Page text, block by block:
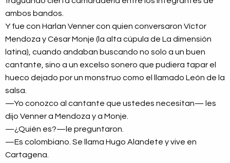
ambos bandos.
Y fue con Harlan Venner con quien conversaron Víctor
Mendoza y César Monje (la alta cúpula de La dimensión
latina), cuando andaban buscando no solo a un buen
cantante, sino a un excelso sonero que pudiera tapar el
hueco dejado por un monstruo como el llamado León de la
salsa.
—Yo conozco al cantante que ustedes necesitan— les
dijo Venner a Mendoza y a Monje.
—¿Quién es?—le preguntaron.
—Es colombiano. Se llama Hugo Alandete y vive en
Cartagena.